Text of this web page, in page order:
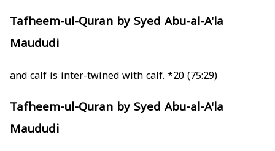
Tafheem-ul-Quran by Syed Abu-al-A'la
Maududi
(75:29) and calf is inter-twined with calf.
*20
Tafheem-ul-Quran by Syed Abu-al-A'la
Maududi